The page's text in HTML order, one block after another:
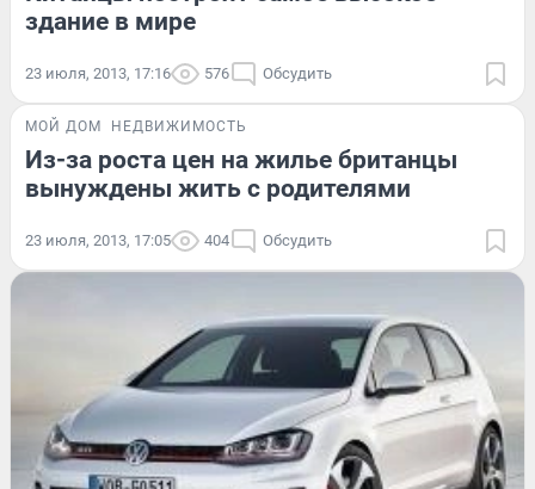
здание в мире
23 июля, 2013, 17:16 576 Обсудить
МОЙ ДОМ НЕДВИЖИМОСТЬ
Из-за роста цен на жилье британцы
вынуждены жить с родителями
23 июля, 2013, 17:05 404 Обсудить